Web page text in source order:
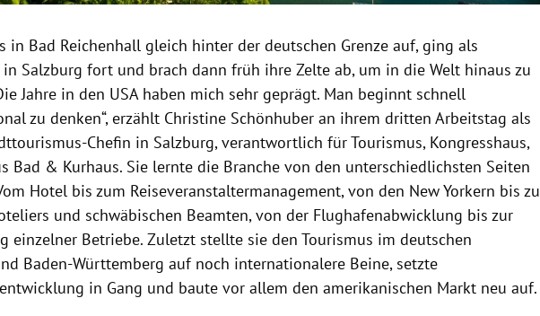
in Bad Reichenhall gleich hinter der deutschen Grenze auf, ging als
in Salzburg fort und brach dann früh ihre Zelte ab, um in die Welt hinaus zu
Jahre in den USA haben mich sehr geprägt. Man beginnt schnell
zu denken“, erzählt Christine Schönhuber an ihrem dritten Arbeitstag als
Chefin in Salzburg, verantwortlich für Tourismus, Kongresshaus,
Bad & Kurhaus. Sie lernte die Branche von den unterschiedlichsten Seiten
Hotel bis zum Reiseveranstaltermanagement, von den New Yorkern bis zu
und schwäbischen Beamten, von der Flughafenabwicklung bis zur
einzelner Betriebe. Zuletzt stellte sie den Tourismus im deutschen
Baden-Württemberg auf noch internationalere Beine, setzte
in Gang und baute vor allem den amerikanischen Markt neu auf.